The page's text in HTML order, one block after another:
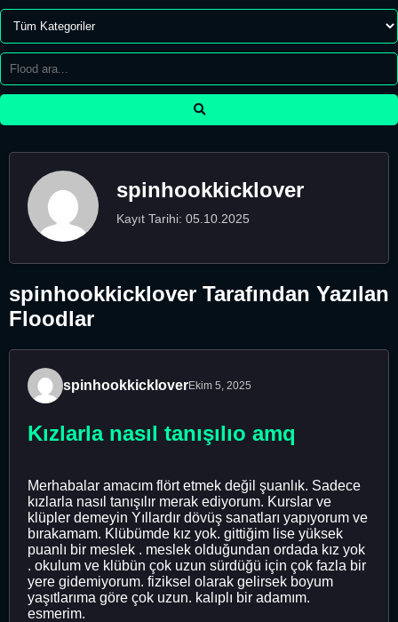
spinhookkicklover
Kayıt Tarihi: 05.10.2025
spinhookkicklover Tarafından Yazılan
Floodlar
spinhookkickloverEkim 5, 2025
Kızlarla nasıl tanışılıo amq
Merhabalar amacım flört etmek değil şuanlık. Sadece
kızlarla nasıl tanışılır merak ediyorum. Kurslar ve
klüpler demeyin Yıllardır dövüş sanatları yapıyorum ve
bırakamam. Klübümde kız yok. gittiğim lise yüksek
puanlı bir meslek . meslek olduğundan ordada kız yok
. okulum ve klübün çok uzun sürdüğü için çok fazla bir
yere gidemiyorum. fiziksel olarak gelirsek boyum
yaşıtlarıma göre çok uzun. kalıplı bir adamım.
esmerim.